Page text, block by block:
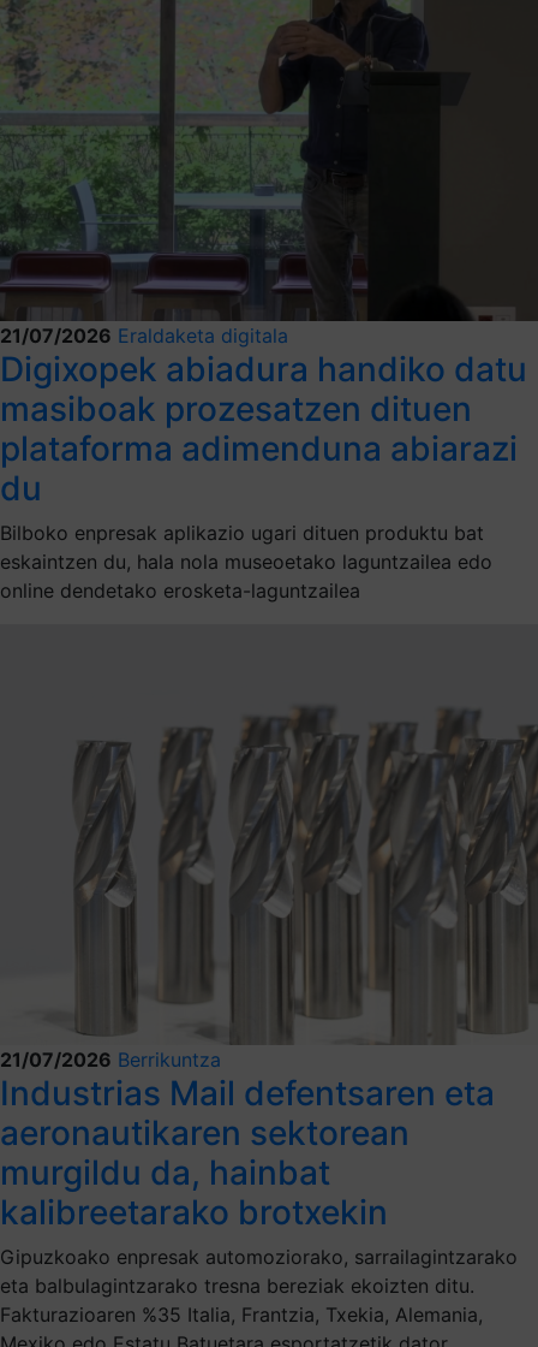
21/07/2026 Eraldaketa digitala
Digixopek abiadura handiko datu
masiboak prozesatzen dituen
plataforma adimenduna abiarazi
du
Bilboko enpresak aplikazio ugari dituen produktu bat
eskaintzen du, hala nola museoetako laguntzailea edo
online dendetako erosketa-laguntzailea
21/07/2026 Berrikuntza
Industrias Mail defentsaren eta
aeronautikaren sektorean
murgildu da, hainbat
kalibreetarako brotxekin
Gipuzkoako enpresak automoziorako, sarrailagintzarako
eta balbulagintzarako tresna bereziak ekoizten ditu.
Fakturazioaren %35 Italia, Frantzia, Txekia, Alemania,